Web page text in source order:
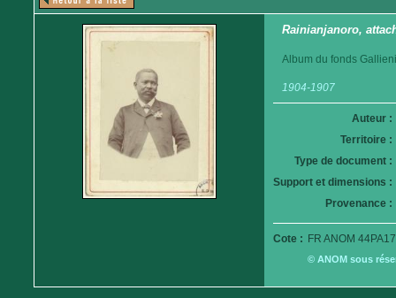
Rainianjanoro,
Album du fonds
1904-1907
Auteur :
Territoire :
Type de document :
Support et dimensions :
Provenance :
Cote : FR ANOM
© ANOM sous